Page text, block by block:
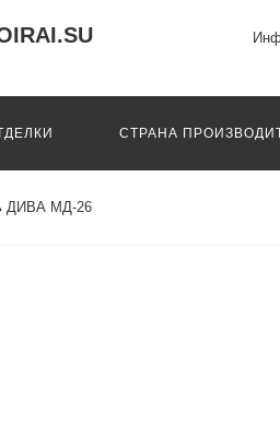
СТРАНА
ДИВА МД-26